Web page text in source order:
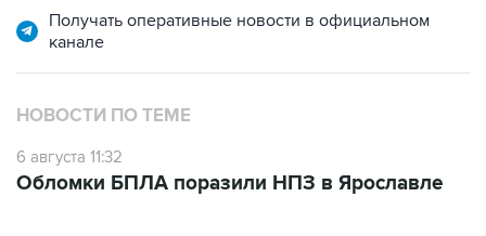
Получать оперативные новости в официальном
канале
НОВОСТИ ПО ТЕМЕ
6 августа 11:32
Обломки БПЛА поразили НПЗ в Ярославле